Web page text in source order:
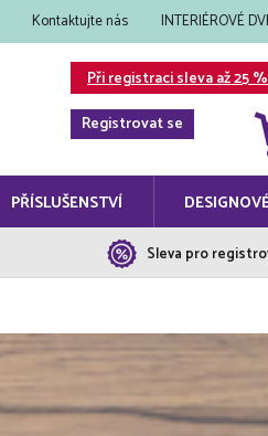
Kontaktujte nás INTERIÉROVÉ
Při registraci sleva až 25
Registrovat se
PŘÍSLUŠENSTVÍ
Sleva pro